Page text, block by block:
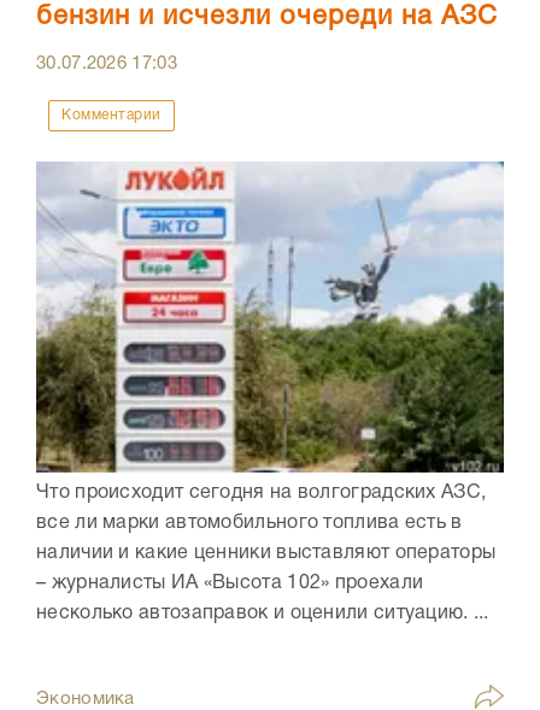
бензин и исчезли очереди на АЗС
30.07.2026 17:03
Комментарии
Что происходит сегодня на волгоградских АЗС,
все ли марки автомобильного топлива есть в
наличии и какие ценники выставляют операторы
– журналисты ИА «Высота 102» проехали
несколько автозаправок и оценили ситуацию. ...
Экономика